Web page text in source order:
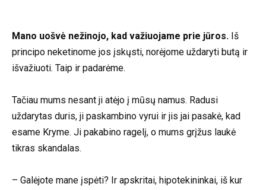
Mano uošvė nežinojo, kad važiuojame prie jūros. Iš
principo neketinome jos įskųsti, norėjome uždaryti butą ir
išvažiuoti. Taip ir padarėme.
Tačiau mums nesant ji atėjo į mūsų namus. Radusi
uždarytas duris, ji paskambino vyrui ir jis jai pasakė, kad
esame Kryme. Ji pakabino ragelį, o mums grįžus laukė
tikras skandalas.
– Galėjote mane įspėti? Ir apskritai, hipotekininkai, iš kur